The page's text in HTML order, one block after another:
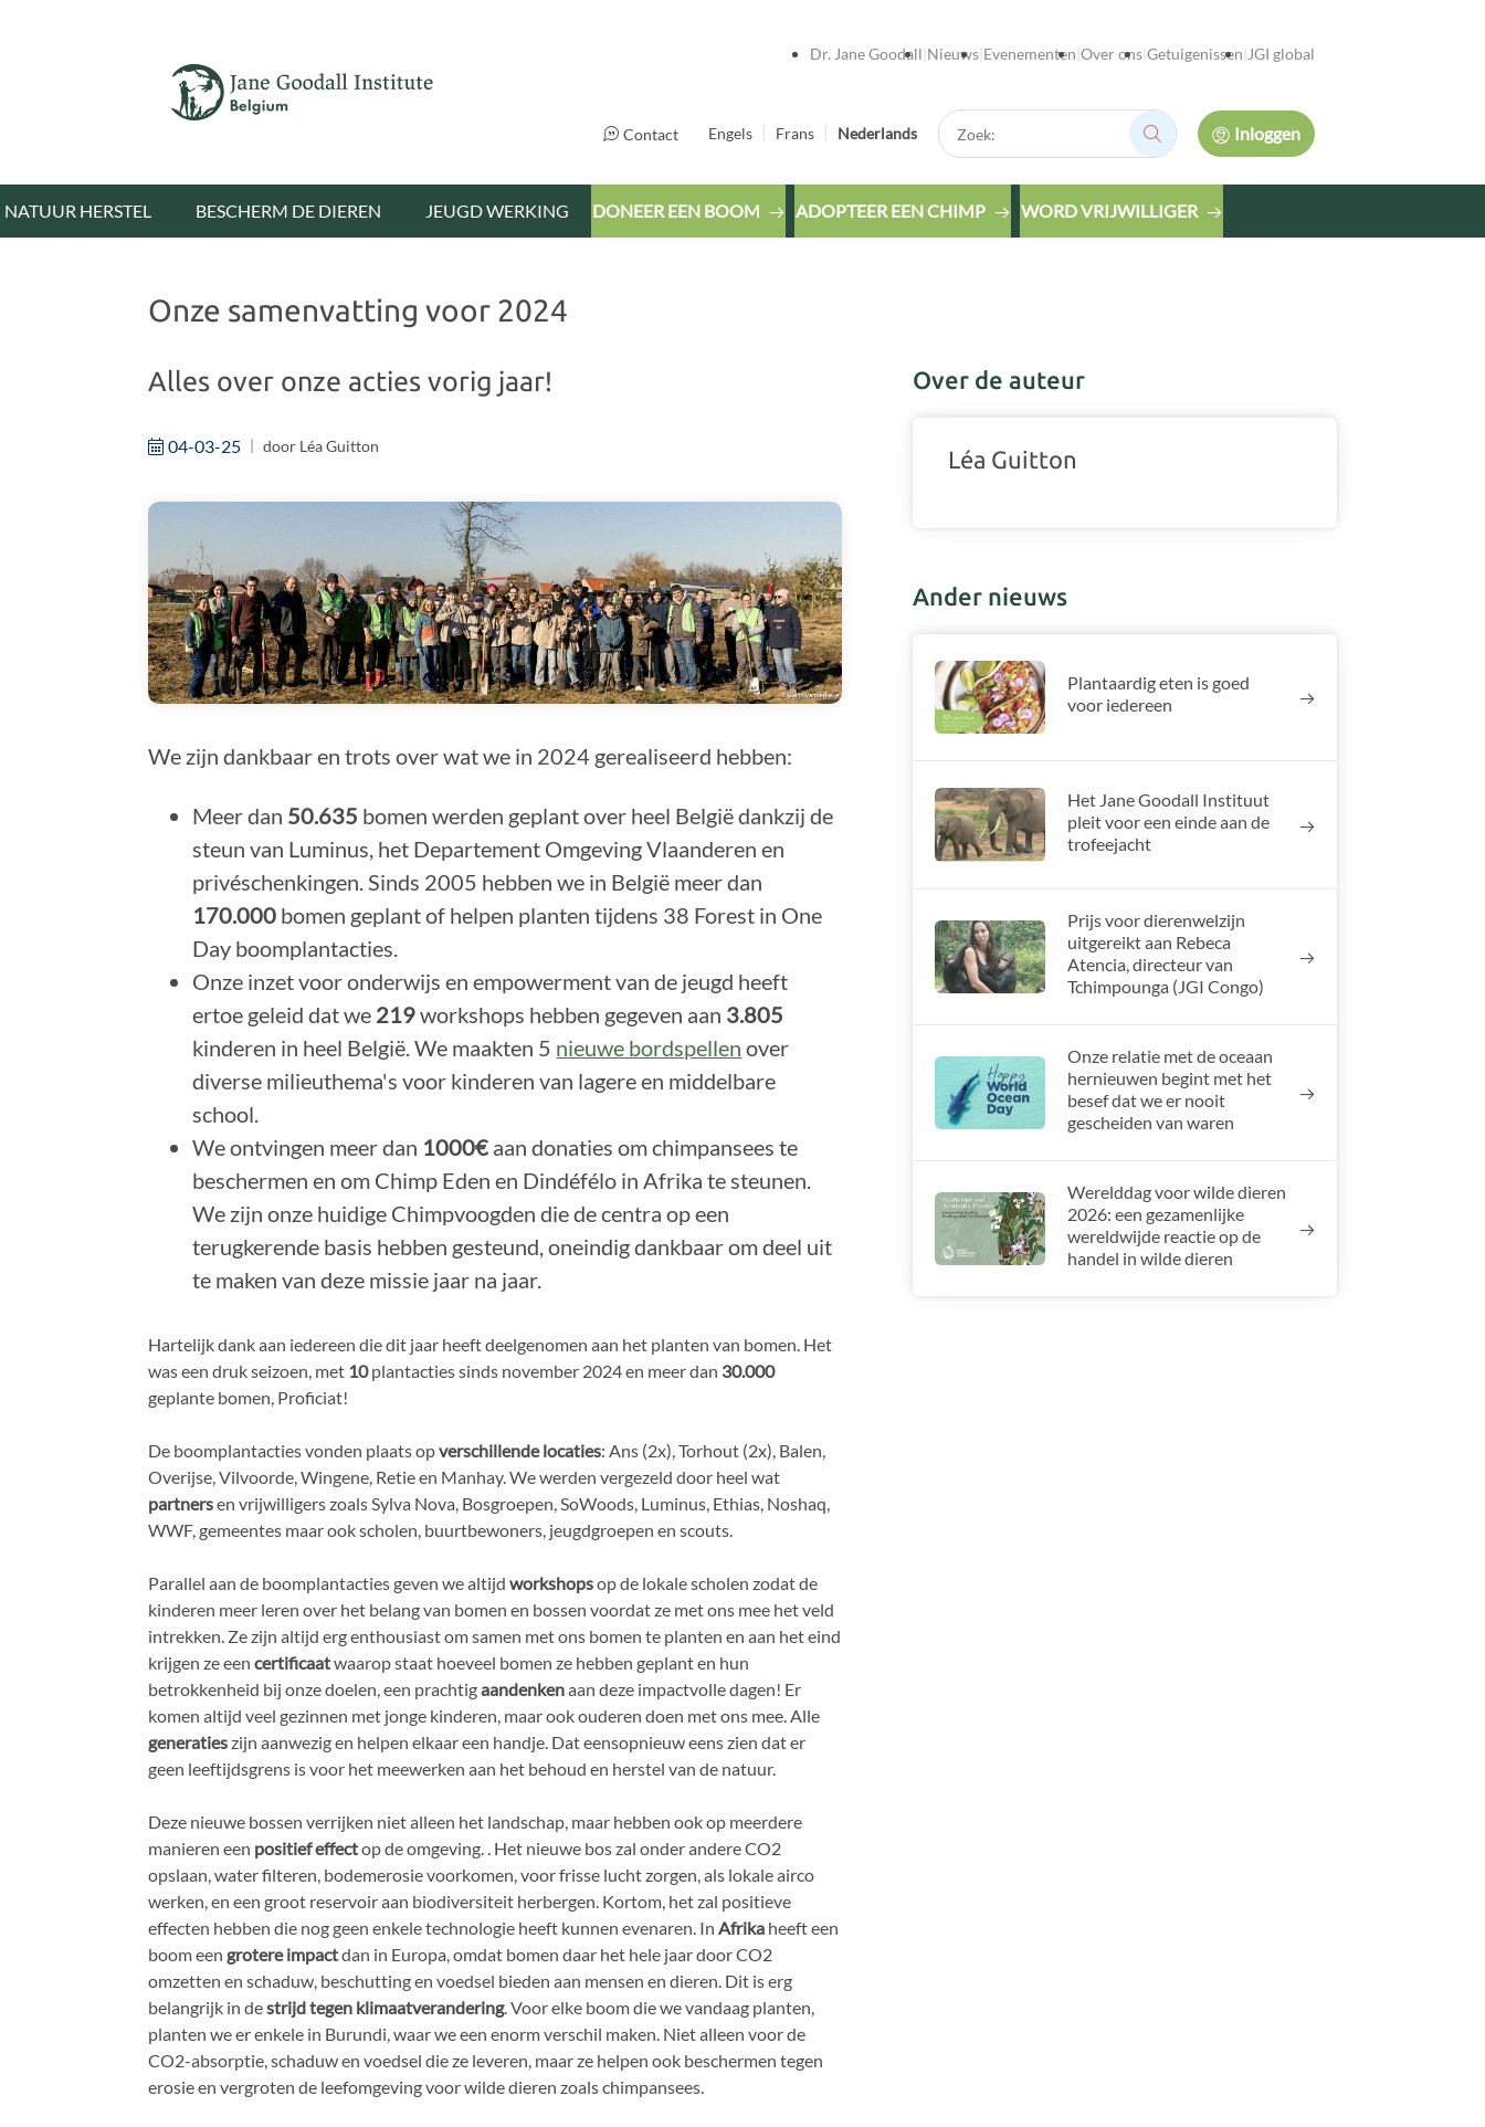
Dr. Jane Goodall Nieuws Evenementen Over ons Getuigenissen JGI global
Contact Engels Frans Nederlands
Zoek:
Zoek:
Inloggen
NATUUR HERSTEL BESCHERM DE DIEREN JEUGD WERKING DONEER EEN BOOM ADOPTEER EEN CHIMP WORD VRIJWILLIGER
Onze samenvatting voor 2024
Alles over onze acties vorig jaar!
04-03-25 door Léa Guitton
We zijn dankbaar en trots over wat we in 2024 gerealiseerd hebben:
Meer dan 50.635 bomen werden geplant over heel België dankzij de
steun van Luminus, het Departement Omgeving Vlaanderen en
privéschenkingen. Sinds 2005 hebben we in België meer dan
170.000 bomen geplant of helpen planten tijdens 38 Forest in One
Day boomplantacties.
Onze inzet voor onderwijs en empowerment van de jeugd heeft
ertoe geleid dat we 219workshops hebben gegeven aan 3.805
kinderen in heel België. We maakten 5 nieuwe bordspellen over
diverse milieuthema's voor kinderen van lagere en middelbare
school.
We ontvingen meer dan 1000€ aan donaties om chimpansees te
beschermen en om Chimp Eden en Dindéfélo in Afrika te steunen.
We zijn onze huidige Chimpvoogden die de centra op een
terugkerende basis hebben gesteund, oneindig dankbaar om deel uit
te maken van deze missie jaar na jaar.
Hartelijk dank aan iedereen die dit jaar heeft deelgenomen aan het planten van bomen. Het
was een druk seizoen, met 10plantacties sinds november 2024 en meer dan 30.000
geplante bomen, Proficiat!
De boomplantacties vonden plaats opverschillende locaties: Ans (2x), Torhout (2x), Balen,
Overijse, Vilvoorde, Wingene, Retie en Manhay. We werden vergezeld door heel wat
partnersen vrijwilligers zoals Sylva Nova, Bosgroepen, SoWoods, Luminus, Ethias, Noshaq,
WWF, gemeentes maar ook scholen, buurtbewoners, jeugdgroepen en scouts.
Parallel aan de boomplantacties geven we altijdworkshopsop de lokale scholen zodat de
kinderen meer leren over het belang van bomen en bossen voordat ze met ons mee het veld
intrekken. Ze zijn altijd erg enthousiast om samen met ons bomen te planten en aan het eind
krijgen ze eencertificaatwaarop staat hoeveel bomen ze hebben geplant en hun
betrokkenheid bij onze doelen, een prachtigaandenkenaan deze impactvolle dagen! Er
komen altijd veel gezinnen met jonge kinderen, maar ook ouderen doen met ons mee. Alle
generatieszijn aanwezig en helpen elkaar een handje. Dat eensopnieuw eens zien dat er
geen leeftijdsgrens is voor het meewerken aan het behoud en herstel van de natuur.
Deze nieuwe bossen verrijken niet alleen het landschap, maar hebben ook op meerdere
manieren een positief effectop de omgeving. . Het nieuwe bos zal onder andere CO2
opslaan, water filteren, bodemerosie voorkomen, voor frisse lucht zorgen, als lokale airco
werken, en een groot reservoir aan biodiversiteit herbergen. Kortom, het zal positieve
effecten hebben die nog geen enkele technologie heeft kunnen evenaren. InAfrika heeft een
boom een grotere impactdan in Europa, omdat bomen daar het hele jaar door CO2
omzetten en schaduw, beschutting en voedsel bieden aan mensen en dieren. Dit is erg
belangrijk in destrijd tegen klimaatverandering. Voor elke boom die we vandaag planten,
planten we er enkele in Burundi, waar we een enorm verschil maken. Niet alleen voor de
CO2-absorptie, schaduw en voedsel die ze leveren, maar ze helpen ook beschermen tegen
erosie en vergroten de leefomgeving voor wilde dieren zoals chimpansees.
Over de auteur
Léa Guitton
Ander nieuws
Plantaardig eten is goed
voor iedereen
Het Jane Goodall Instituut
pleit voor een einde aan de
trofeejacht
Prijs voor dierenwelzijn
uitgereikt aan Rebeca
Atencia, directeur van
Tchimpounga (JGI Congo)
Onze relatie met de oceaan
hernieuwen begint met het
besef dat we er nooit
gescheiden van waren
Werelddag voor wilde dieren
2026: een gezamenlijke
wereldwijde reactie op de
handel in wilde dieren